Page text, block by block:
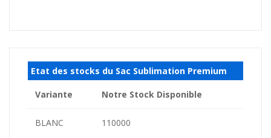
Etat des stocks du Sac Sublimation Premium
Variante Notre Stock Disponible
BLANC 110000